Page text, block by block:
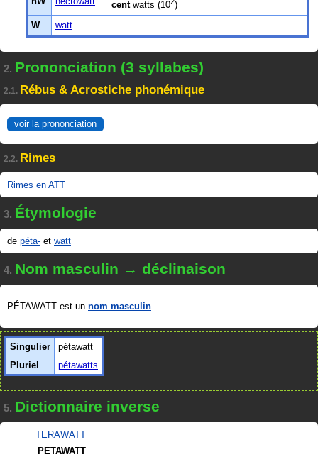
= centwatts (10 )
W
watt
2. Prononciation (3 syllabes)
2.1. Rébus & Acrostiche phonémique
voir la prononciation
2.2. Rimes
Rimes en ATT
3. Étymologie
de péta- et watt
4. Nom masculin → déclinaison
PÉTAWATT est un nom masculin.
Singulier
pétawatt
Pluriel
pétawatts
5. Dictionnaire inverse
TERAWATT
PETAWATT